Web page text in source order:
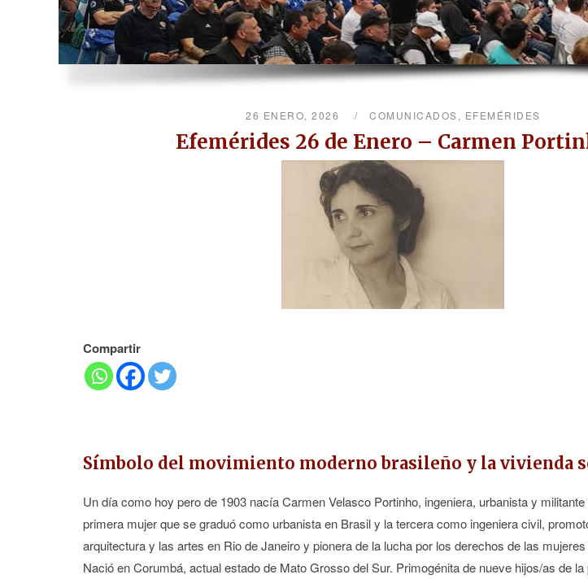
26 ENERO, 2026 COMUNICADOS, EFEMÉRIDES
Efemérides 26 de Enero – Carmen
Compartir
Símbolo del movimiento moderno brasileño y la vivienda
Un día como hoy pero de 1903 nacía Carmen Velasco Portinho, ingeniera, urbanista y
primera mujer que se graduó como urbanista en Brasil y la tercera como ingeniera civil,
arquitectura y las artes en Rio de Janeiro y pionera de la lucha por los derechos de las
Nació en Corumbá, actual estado de Mato Grosso del Sur. Primogénita de nueve hijos/as de